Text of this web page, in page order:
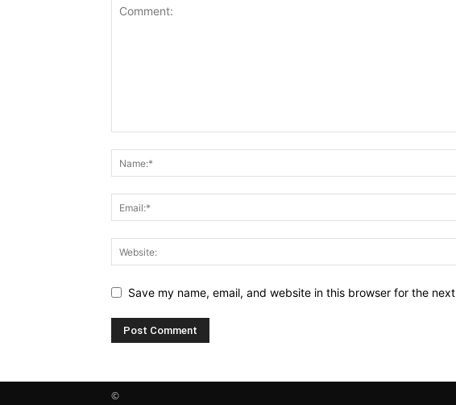
Save my name, email, and website in this browser for the
©